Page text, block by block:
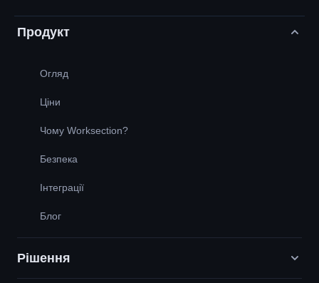
Продукт
Огляд
Ціни
Чому Worksection?
Безпека
Інтеграції
Блог
Рішення